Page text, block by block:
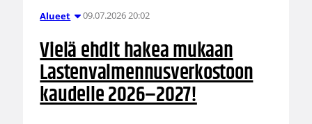
Alueet 09.07.2026 20:02
Vielä ehdit hakea mukaan
Lastenvalmennusverkostoon
kaudelle 2026–2027!